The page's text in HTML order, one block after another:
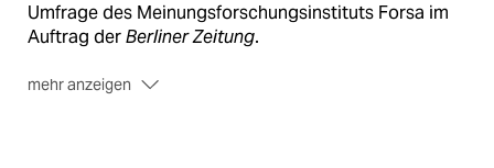
Umfrage des Meinungsforschungsinstituts Forsa im
Auftrag derBerliner Zeitung.
mehr anzeigen